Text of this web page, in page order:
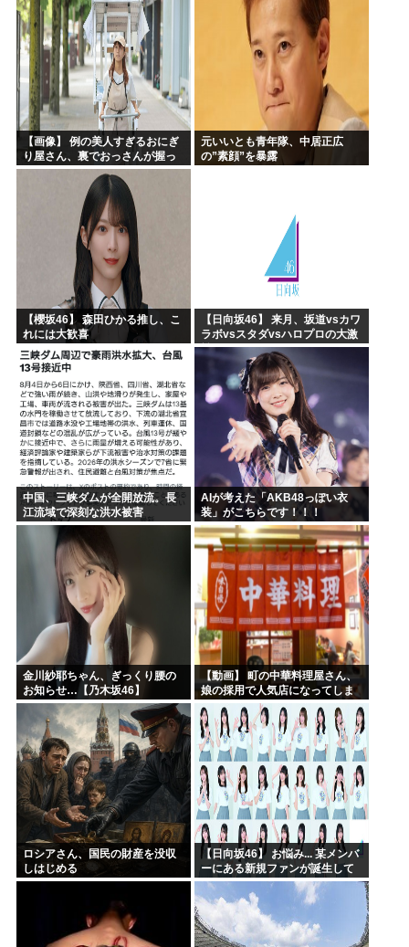
【画像】 例の美人すぎるおにぎ
り屋さん、裏でおっさんが握っ
ていたｗｗｗｗｗｗｗｗｗｗｗ
元いいとも青年隊、中居正広
の”素顔”を暴露
【櫻坂46】 森田ひかる推し、こ
れには大歓喜
【日向坂46】 来月、坂道vsカワ
ラボvsスタダvsハロプロの大激
戦
中国、三峡ダムが全開放流。長
江流域で深刻な洪水被害
AIが考えた「AKB48っぽい衣
装」がこちらです！！！
金川紗耶ちゃん、ぎっくり腰の
お知らせ…【乃木坂46】
【動画】 町の中華料理屋さん、
娘の採用で人気店になってしま
う
ロシアさん、国民の財産を没収
しはじめる
【日向坂46】 お悩み... 某メンバ
ーにある新規ファンが誕生して
いた